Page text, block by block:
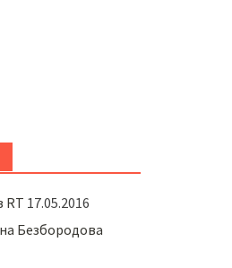
RT 17.05.2016
Безбородова